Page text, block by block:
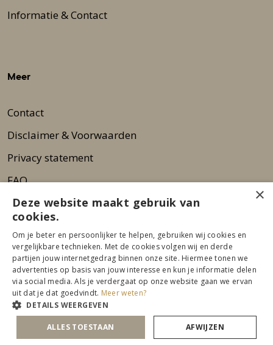
Informatie & Contact
Meer
Contact
Disclaimer & Voorwaarden
Privacy statement
FAQ
Wie zijn wij?
Nieuwsbrief
Pers
© 2026 Beurs Eigen Huis
×
Deze website maakt gebruik van
cookies.
Om je beter en persoonlijker te helpen, gebruiken wij cookies en
vergelijkbare technieken. Met de cookies volgen wij en derde
partijen jouw internetgedrag binnen onze site. Hiermee tonen we
advertenties op basis van jouw interesse en kun je informatie delen
via social media. Als je verdergaat op onze website gaan we ervan
uit dat je dat goedvindt. Meer weten?
DETAILS WEERGEVEN
ALLES TOESTAAN AFWIJZEN